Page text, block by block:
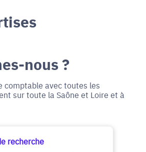
nous ?
comptable avec toutes les
sur toute la Saône et Loire et à
recherche